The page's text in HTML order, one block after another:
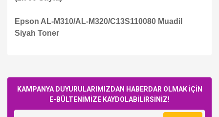
Epson AL-M310/AL-M320/C13S110080 Muadil
Siyah Toner
Yorum Yaz
KAMPANYA DUYURULARIMIZDAN HABERDAR OLMAK İÇİN
E-BÜLTENİMİZE KAYDOLABİLİRSİNİZ!